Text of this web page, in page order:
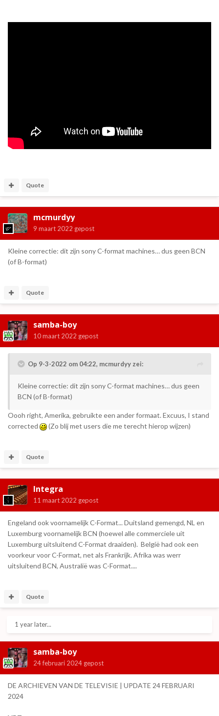
Quote
mcmurdyy
9 maart 2022 gepost
Kleine correctie: dit zijn sony C-format machines… dus geen BCN
(of B-format)
Quote
samba-boy
10 maart 2022 gepost
Op 9-3-2022 om 04:22, mcmurdyy zei:
Kleine correctie: dit zijn sony C-format machines… dus geen
BCN (of B-format)
Oooh right, Amerika, gebruikte een ander formaat. Excuus, I stand
corrected
(Zo blij met users die me terecht hierop wijzen)
Quote
Integra
11 maart 2022 gepost
Engeland ook voornamelijk C-Format... Duitsland gemengd, NL en
Luxemburg voornamelijk BCN (hoewel alle commerciele uit
Luxemburg uitsluitend C-Format draaiden). België had ook een
voorkeur voor C-Format, net als Frankrijk. Afrika was werr
uitsluitend BCN, Australië was C-Format....
Quote
1 year later...
samba-boy
24 februari 2024 gepost
DE ARCHIEVEN VAN DE TELEVISIE | UPDATE 24 FEBRUARI
2024